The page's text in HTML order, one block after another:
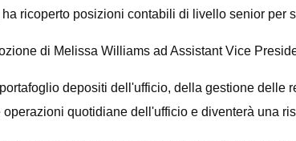
ricoperto posizioni contabili di livello senior per
di Melissa Williams ad Assistant Vice
depositi dell'ufficio, della gestione delle
quotidiane dell'ufficio e diventerà una